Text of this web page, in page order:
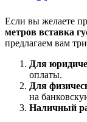
Если вы желаете
метров вставка
предлагаем вам
Для
оплаты.
Для
на
Наличный